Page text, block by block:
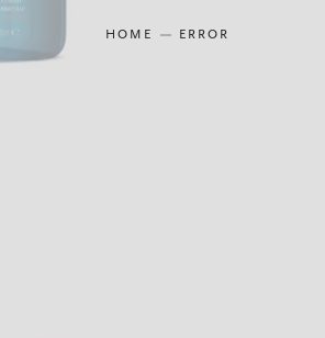
HOME ERROR